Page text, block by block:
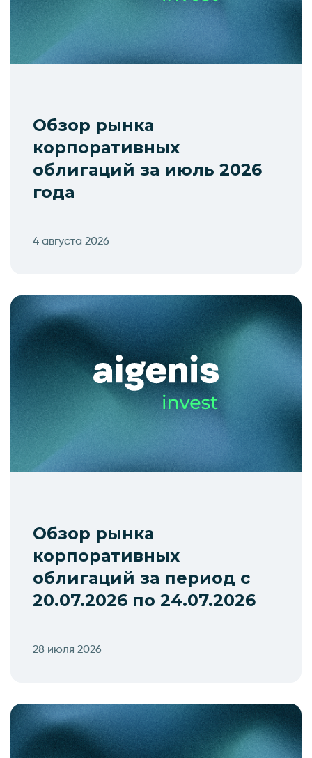
Обзор рынка
корпоративных
облигаций за июль 2026
года
4 августа 2026
Обзор рынка
корпоративных
облигаций за период с
20.07.2026 по 24.07.2026
28 июля 2026